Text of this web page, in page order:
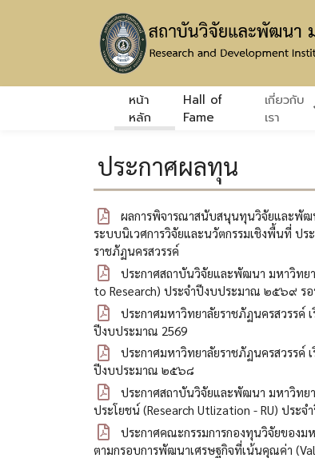
หน้า
หลัก
Hall of
Fame
เกี่ยวกับ
เรา
ประกาศผลทุน
ผลการพิจารณาสนับสนุนทุนวิจัยและพัฒ
ระบบนิเวศการวิจัยและนวัตกรรมเชิงพื้นที่ ป
ราชภัฏนครสวรรค์
ประกาศสถาบันวิจัยและพัฒนา มหาวิทย
to Research) ประจำปีงบประมาณ ๒๕๖๙ ร
ประกาศมหาวิทยาลัยราชภัฏนครสวรรค์
ปีงบประมาณ 2569
ประกาศมหาวิทยาลัยราชภัฏนครสวรรค์
ปีงบประมาณ ๒๕๖๘
ประกาศสถาบันวิจัยและพัฒนา มหาวิทยา
ประโยชน์ (Research Utlization - RU) ประ
ประกาศคณะกรรมการกองทุนวิจัยของ
ตามกรอบการพัฒนาเศรษฐกิจที่เน้นคุณค่า